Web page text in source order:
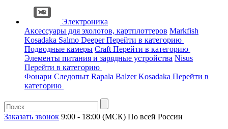
Электроника
Аксессуары для эхолотов, картплоттеров Markfish
Kosadaka Salmo DeeperПерейти в категорию
Подводные камеры Craft Перейти в категорию
Элементы питания и зарядные устройства Nisus
Перейти в категорию
Фонари Следопыт Rapala BalzerKosadaka Перейти в
категорию
Заказать звонок 9:00 - 18:00 (МСК) По всей России